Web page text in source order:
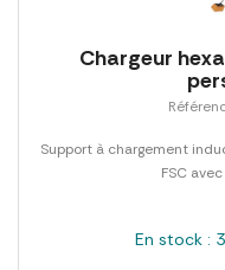
Chargeur
Support à chargement
FSC
En stock :